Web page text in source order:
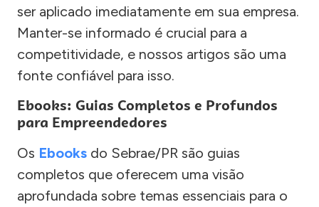
ser aplicado imediatamente em sua empresa.
Manter-se informado é crucial para a
competitividade, e nossos artigos são uma
fonte confiável para isso.
Ebooks: Guias Completos e Profundos
para Empreendedores
Os Ebooks do Sebrae/PR são guias
completos que oferecem uma visão
aprofundada sobre temas essenciais para o